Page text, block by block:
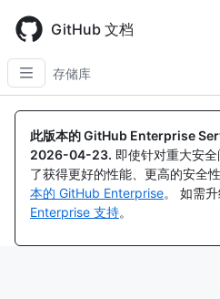
main
content
GitHub 文档
存储库
此版本的 GitHub Enterprise
2026-04-23. 即使针对重大安
了获得更好的性能、更高的安全
本的 GitHub Enterprise。 如需
Enterprise 支持。